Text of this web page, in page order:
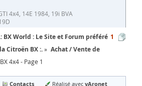
4x4, 14E 1984, 19i BVA
BX World : Le Site et Forum préféré
Citroën BX :.
Achat / Vente de
4x4 - Page 1
1
Contacts Réalisé avecyAronet